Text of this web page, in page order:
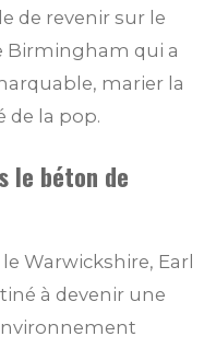
de revenir sur le
Birmingham qui a
marier la
de la pop.
le béton de
Warwickshire, Earl
à devenir une